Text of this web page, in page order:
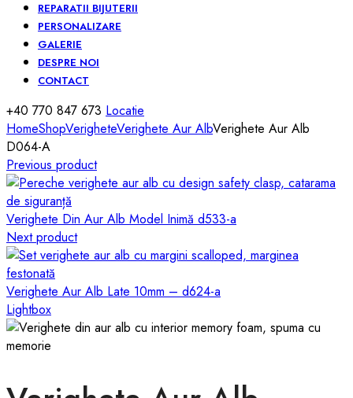
REPARATII BIJUTERII
PERSONALIZARE
GALERIE
DESPRE NOI
CONTACT
+40 770 847 673 Locatie
HomeShopVerigheteVerighete Aur AlbVerighete Aur Alb
D064-A
Previous product
Verighete Din Aur Alb Model Inimă d533-a
Next product
Verighete Aur Alb Late 10mm – d624-a
Lightbox